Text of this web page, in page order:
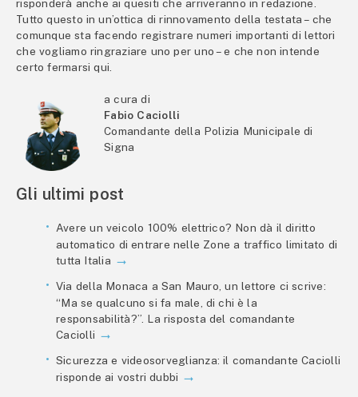
risponderà anche ai quesiti che arriveranno in redazione.
Tutto questo in un’ottica di rinnovamento della testata – che
comunque sta facendo registrare numeri importanti di lettori
che vogliamo ringraziare uno per uno – e che non intende
certo fermarsi qui.
a cura di
Fabio Caciolli
Comandante della Polizia Municipale di
Signa
Gli ultimi post
Avere un veicolo 100% elettrico? Non dà il diritto
automatico di entrare nelle Zone a traffico limitato di
tutta Italia
Via della Monaca a San Mauro, un lettore ci scrive:
“Ma se qualcuno si fa male, di chi è la
responsabilità?”. La risposta del comandante
Caciolli
Sicurezza e videosorveglianza: il comandante Caciolli
risponde ai vostri dubbi